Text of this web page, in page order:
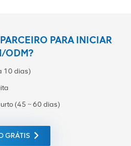
PARA INICIAR
ODM?
10 dias)
(45 ~ 60 dias)
GRÁTIS